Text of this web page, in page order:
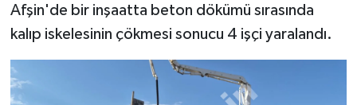
Afşin'de bir inşaatta beton dökümü sırasında
kalıp iskelesinin çökmesi sonucu 4 işçi yaralandı.